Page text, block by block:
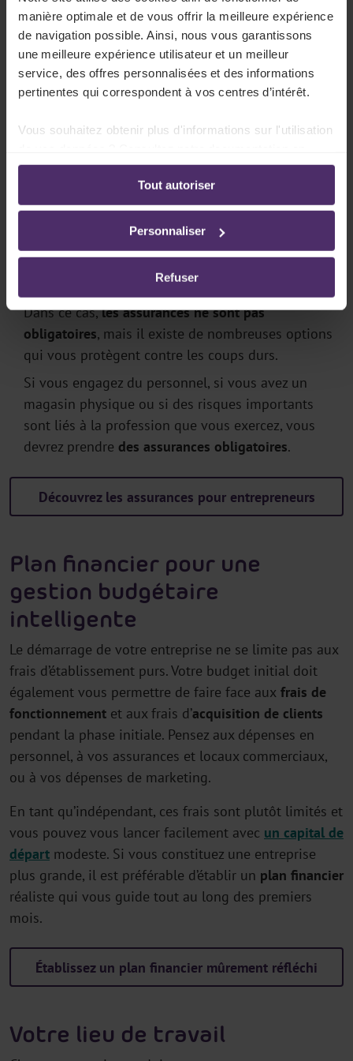
manière optimale et de vous offrir la meilleure expérience
de navigation possible. Ainsi, nous vous garantissons
une meilleure expérience utilisateur et un meilleur
service, des offres personnalisées et des informations
pertinentes qui correspondent à vos centres d’intérêt.
Vous souhaitez obtenir plus d'informations sur l'utilisation
ligne:
Politique de confidentialité-Politique en matière
d’utilisation des cookies
Tout autoriser
Personnaliser
Refuser
convient le mieux dans notre aperçu desquestions
fréquemment posées.
En savoir plus
Votre activité et les risques y afférents déterminent
quellesassurancessont obligatoires :
Vous lancez-vous comme photographe indépendant
ou vendez-vous des bijoux via une boutique en
Dans ce cas,les assurances ne sont pas
obligatoires, mais il existe de nombreuses options
qui vous protègent contre les coups durs.
Si vous engagez du personnel, si vous avez un
magasin physique ou si des risques importants
sont liés à la profession que vous exercez, vous
devrez prendre des assurances obligatoires.
Découvrez les assurances pour entrepreneurs
Plan financier pour une
gestion budgétaire
intelligente
Le démarrage de votre entreprise ne se limite pas aux
frais d’établissement purs. Votre budget initial doit
également vous permettre de faire face aux frais de
fonctionnement et aux frais d’acquisition de clients
pendant la phase initiale. Pensez aux dépenses en
personnel, à vos assurances et locaux commerciaux,
ou à vos dépenses de marketing.
En tant qu’indépendant, ces frais sont plutôt limités et
vous pouvez vous lancer facilement avec un capital de
départ modeste. Si vous constituez une entreprise
plus grande, il est préférable d’établir un plan financier
réaliste qui vous guide tout au long des premiers
mois.
Établissez un plan financier mûrement réfléchi
Votre lieu de travail